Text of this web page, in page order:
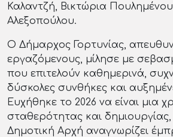
Καλαντζή, Βικτώρια
Αλεξοπούλου.
Ο Δήμαρχος Γορτυνίας,
εργαζόμενους, μίλησε με
που επιτελούν καθημερινά,
δύσκολες συνθήκες και
Ευχήθηκε το 2026 να είναι μια
σταθερότητας και δημιουργίας,
Δημοτική Αρχή αναγνωρίζει